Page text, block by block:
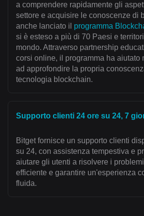
a comprendere rapidamente gli
settore e acquisire le conoscenze di
anche lanciato il programma
si è esteso a più di 70 Paesi e territori
mondo. Attraverso partnership
corsi online, il programma ha aiutato
ad approfondire la propria
tecnologia blockchain.
Supporto clienti 24 ore su 24, 7
Bitget fornisce un supporto clienti
su 24, con assistenza tempestiva e
aiutare gli utenti a risolvere i
efficiente e garantire un'esperienza
fluida.